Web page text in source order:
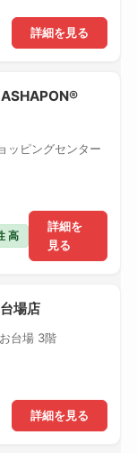
詳細を見る
ッピングセンター
詳細を
見る
高
場店
台場 3階
詳細を見る